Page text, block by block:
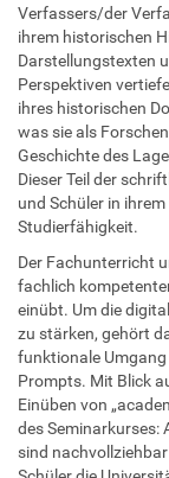
Verfassers/der
ihrem historischen
Darstellungstexten
Perspektiven
ihres historischen
was sie als
Geschichte des
Dieser Teil der
und Schüler in
Studierfähigkeit.
Der Fachunterricht
fachlich
einübt. Um die
zu stärken, gehört
funktionale Umgang
Prompts. Mit Blick
Einüben von
des Seminarkurses:
sind